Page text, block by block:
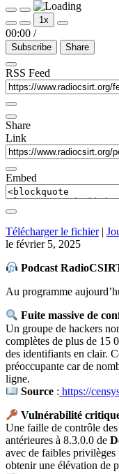
1x
00:00 /
Subscribe Share
RSS Feed
Share
Link
Embed
Télécharger le fichier|
le février 5, 2025
Podcast
Au programme
Fuite massive de
Un groupe de hackers
complètes de plus de 15
des identifiants en clair.
préoccupante car de
ligne.
Source : https://
Vulnérabilité
Une faille de contrôle
antérieures à 8.3.0.0 de
avec de faibles
obtenir une élévation de